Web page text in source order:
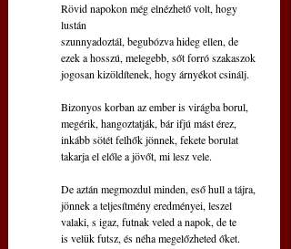
Rövid napokon még elnézhető volt, hogy
lustán
szunnyadoztál, begubózva hideg ellen, de
ezek a hosszú, melegebb, sőt forró szakaszok
jogosan kizöldítenek, hogy árnyékot csinálj.
Bizonyos korban az ember is virágba borul,
megérik, hangoztatják, bár ifjú mást érez,
inkább sötét felhők jönnek, fekete borulat
takarja el előle a jövőt, mi lesz vele.
De aztán megmozdul minden, eső hull a tájra,
jönnek a teljesítmény eredményei, leszel
valaki, s igaz, futnak veled a napok, de te
is velük futsz, és néha megelőzheted őket.